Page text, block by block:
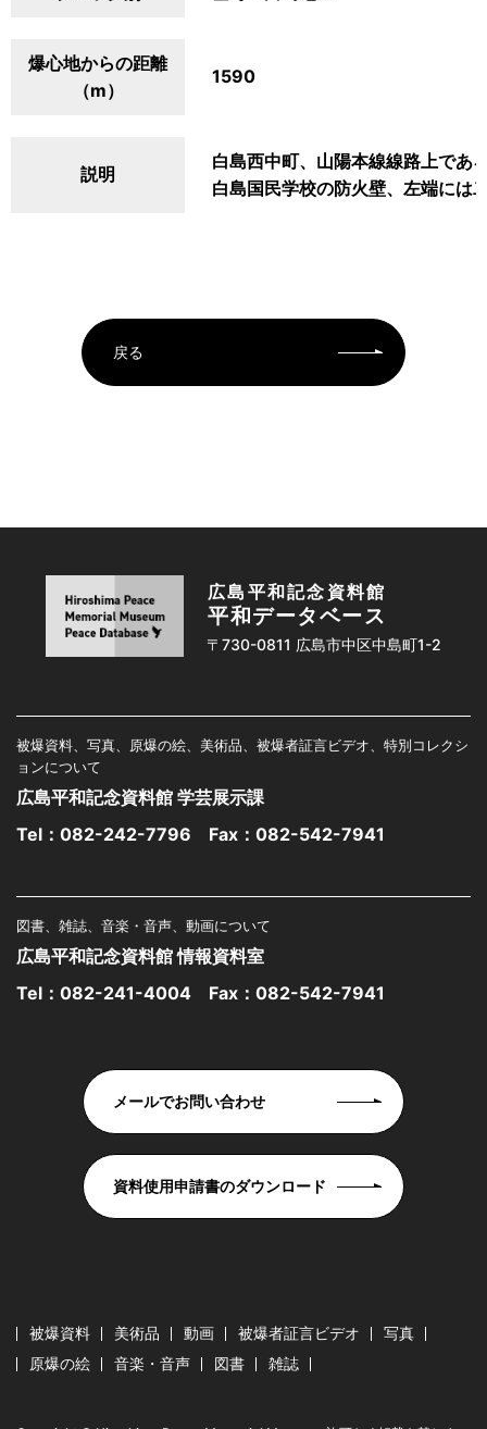
爆心地からの距離
（m）
1590
説明
白島西中町、山陽本線線路上であ
白島国民学校の防火壁、左端には
戻る
広島平和記念資料館
平和データベース
〒730-0811 広島市中区中島町1-2
被爆資料、写真、原爆の絵、美術品、被爆者証言ビデオ、特別コレクシ
ョンについて
広島平和記念資料館 学芸展示課
Tel： 082-242-7796 Fax：082-542-7941
図書、雑誌、音楽・音声、動画について
広島平和記念資料館 情報資料室
Tel： 082-241-4004 Fax：082-542-7941
メールでお問い合わせ
資料使用申請書のダウンロード
被爆資料 美術品 動画 被爆者証言ビデオ
写真
原爆の絵
音楽・音声 図書 雑誌